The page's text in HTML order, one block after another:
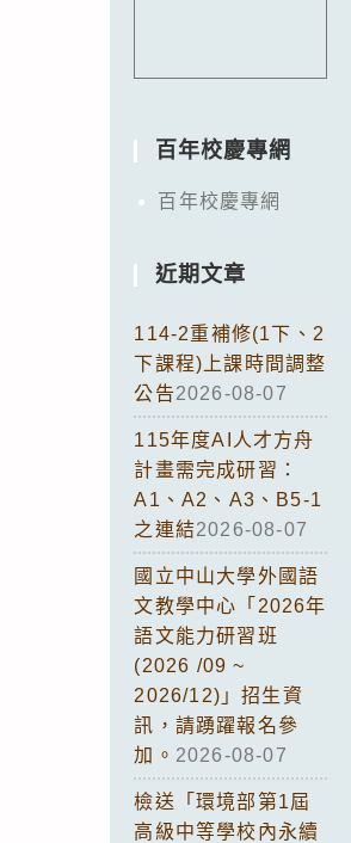
百年校慶專網
百年校慶專網
近期文章
114-2重補修(1下、2
下課程)上課時間調整
公告2026-08-07
115年度AI人才方舟
計畫需完成研習：
A1、A2、A3、B5-1
之連結2026-08-07
國立中山大學外國語
文教學中心「2026年
語文能力研習班
(2026 /09 ~
2026/12)」招生資
訊，請踴躍報名參
加。 2026-08-07
檢送「環境部第1屆
高級中等學校內永續